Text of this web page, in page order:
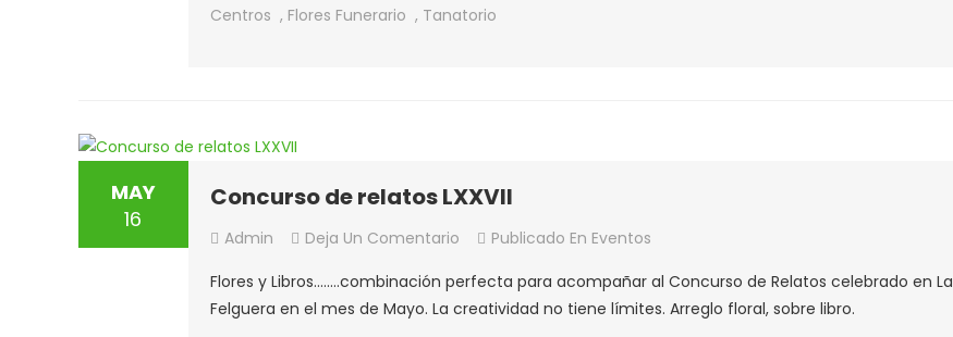
CENTROS
Centros , Flores Funerario , Tanatorio
MAY
16
Concurso de relatos LXXVII
Admin Deja Un ComentarioEn
De
Relatos
Publicado En Eventos
Flores y Libros……..combinación perfecta para acompañar al Concurso de Relatos celebrado en La
Felguera en el mes de Mayo. La creatividad no tiene límites. Arreglo floral, sobre libro.